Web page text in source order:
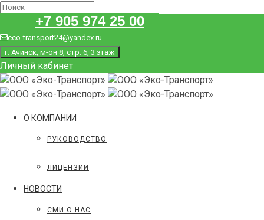
+7 905 974 25 00
eco-transport24@yandex.ru
г. Ачинск, м-он 8, стр. 6, 3 этаж
Личный кабинет
О КОМПАНИИ
РУКОВОДСТВО
ЛИЦЕНЗИИ
НОВОСТИ
СМИ О НАС